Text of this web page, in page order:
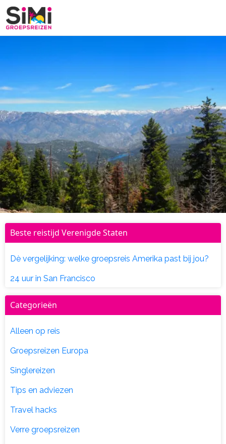
Beste reistijd Verenigde Staten
Dè vergelijking: welke groepsreis Amerika past bij jou?
24 uur in San Francisco
Categorieën
Alleen op reis
Groepsreizen Europa
Singlereizen
Tips en adviezen
Travel hacks
Verre groepsreizen